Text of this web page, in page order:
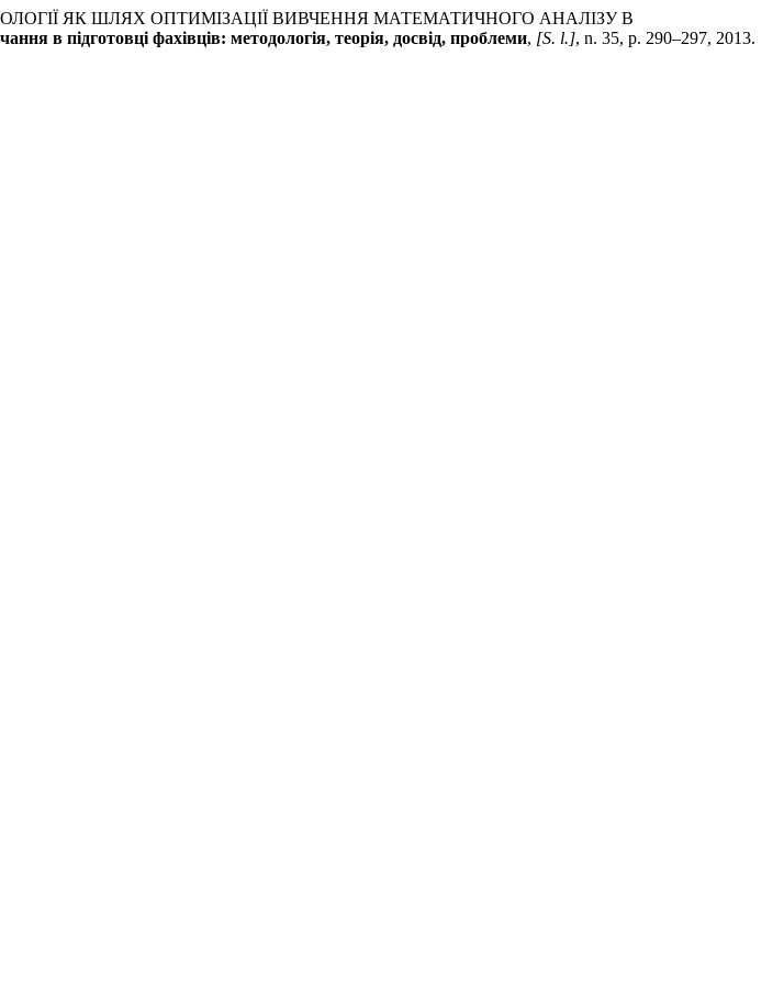
ЯК ШЛЯХ ОПТИМІЗАЦІЇ ВИВЧЕННЯ МАТЕМАТИЧНОГО АНАЛІЗУ В
в підготовці фахівців: методологія, теорія, досвід, проблеми, [S. l.], n. 35, p. 290–297, 2013.